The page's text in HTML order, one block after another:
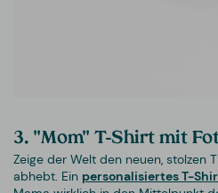
3. "Mom" T-Shirt mit
Zeige der Welt den neuen, stolzen
abhebt. Ein personalisiertes T-